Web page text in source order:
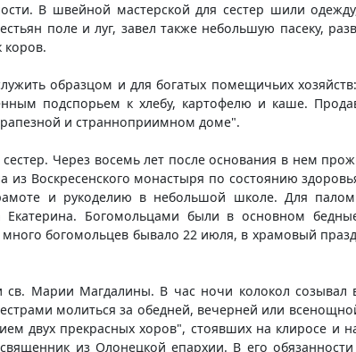
В швейной мастерской для сестер шили
поле и луг, завел также небольшую пасеку,
коров.
образцом и для богатых помещичьих
подспорьем к хлебу, картофелю и каше.
и странноприимном доме".
Через восемь лет после основания в нем
Воскресенского монастыря по состоянию
и рукоделию в небольшой школе. Для
Богомольцами были в основном
богомольцев бывало 22 июля, в храмовый
Марии Магдалины. В час ночи колокол созывал
молиться за обедней, вечерней или
двух прекрасных хоров", стоявших на клиросе и
из Олонецкой епархии. В его обязанности